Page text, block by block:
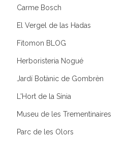
Carme Bosch
El Vergel de las Hadas
Fitomon BLOG
Herboristeria Nogué
Jardí Botànic de Gombrèn
L'Hort de la Sínia
Museu de les Trementinaires
Parc de les Olors